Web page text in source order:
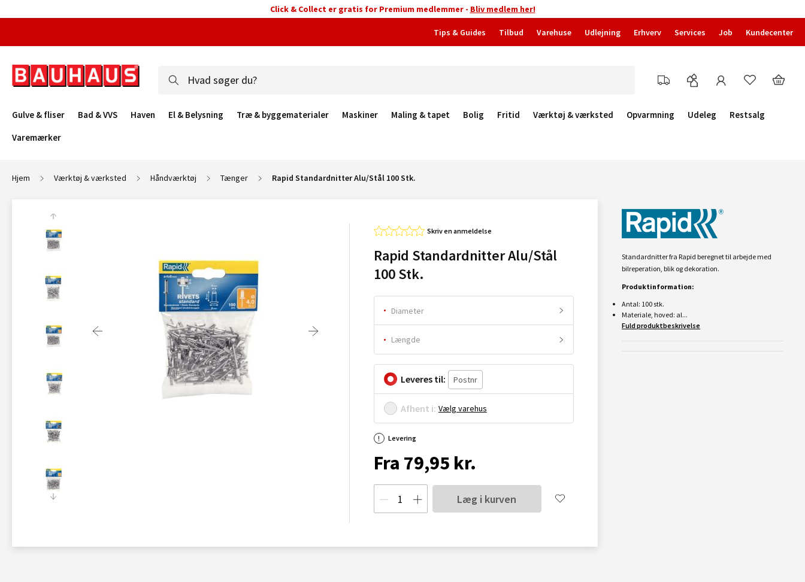
Click & Collect er gratis for Premium medlemmer - Bliv medlem her!
Tips & Guides Tilbud Varehuse Udlejning Erhverv Services Job Kundecenter
Gulve & fliser Bad & VVS Haven El & Belysning Træ & byggematerialer Maskiner Maling & tapet Bolig Fritid Værktøj & værksted Opvarmning Udeleg
Restsalg
Varemærker
Hjem Værktøj & værksted Håndværktøj Tænger Rapid Standardnitter Alu/Stål 100 Stk.
Skriv en anmeldelse
Rapid Standardnitter Alu/Stål
100 Stk.
Diameter
Længde
Leveres til:
Afhent i: Vælg varehus
Levering
Fra 79,95 kr.
Læg i kurven
Standardnitter fra Rapid beregnet til arbejde med
bilreperation, blik og dekoration.
Produktinformation:
Antal: 100 stk.
Materiale, hoved: al...
Fuld produktbeskrivelse